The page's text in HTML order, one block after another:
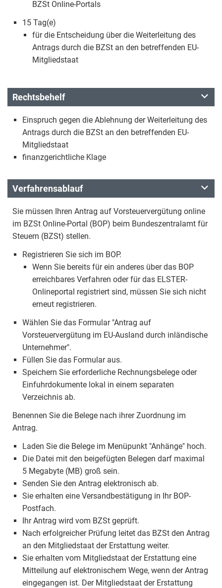
BZSt Online-Portals
15 Tag(e)
für die Entscheidung über die Weiterleitung des
Antrags durch die BZSt an den betreffenden EU-
Mitgliedstaat
Rechtsbehelf
Einspruch gegen die Ablehnung der Weiterleitung des
Antrags durch die BZSt an den betreffenden EU-
Mitgliedstaat
finanzgerichtliche Klage
Verfahrensablauf
Sie müssen Ihren Antrag auf Vorsteuervergütung online
im BZSt Online-Portal (BOP) beim Bundeszentralamt für
Steuern (BZSt) stellen.
Registrieren Sie sich im BOP.
Wenn Sie bereits für ein anderes über das BOP
erreichbares Verfahren oder für das ELSTER-
Onlineportal registriert sind, müssen Sie sich nicht
erneut registrieren.
Wählen Sie das Formular "Antrag auf
Vorsteuervergütung im EU-Ausland durch inländische
Unternehmer".
Füllen Sie das Formular aus.
Speichern Sie erforderliche Rechnungsbelege oder
Einfuhrdokumente lokal in einem separaten
Verzeichnis ab.
Benennen Sie die Belege nach ihrer Zuordnung im
Antrag.
Laden Sie die Belege im Menüpunkt "Anhänge" hoch.
Die Datei mit den beigefügten Belegen darf maximal
5 Megabyte (MB) groß sein.
Senden Sie den Antrag elektronisch ab.
Sie erhalten eine Versandbestätigung in Ihr BOP-
Postfach.
Ihr Antrag wird vom BZSt geprüft.
Nach erfolgreicher Prüfung leitet das BZSt den Antrag
an den Mitgliedstaat der Erstattung weiter.
Sie erhalten vom Mitgliedstaat der Erstattung eine
Mitteilung auf elektronischem Wege, wenn der Antrag
eingegangen ist. Der Mitgliedstaat der Erstattung